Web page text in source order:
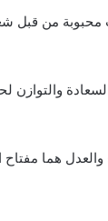
من قبل
والتوازن
هما مفتاح